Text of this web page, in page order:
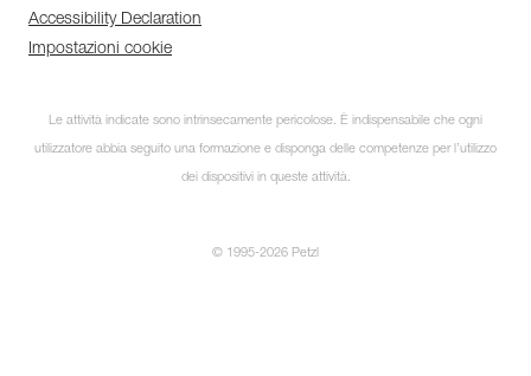
Accessibility Declaration
Impostazioni cookie
Le attività indicate sono intrinsecamente pericolose. È indispensabile che ogni
utilizzatore abbia seguito una formazione e disponga delle competenze per l’utilizzo
dei dispositivi in queste attività.
© 1995-2026 Petzl